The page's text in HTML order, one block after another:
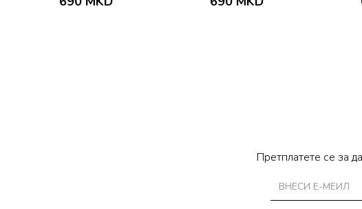
Претплатете се за